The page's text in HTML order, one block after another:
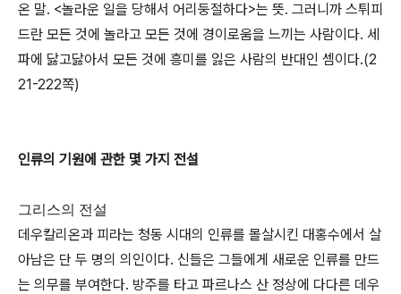
온 말. <놀라운 일을 당해서 어리둥절하다>는 뜻. 그러니까 스튀피
드란 모든 것에 놀라고 모든 것에 경이로움을 느끼는 사람이다. 세
파에 닳고닳아서 모든 것에 흥미를 잃은 사람의 반대인 셈이다.(2
21-222쪽)
인류의 기원에 관한 몇 가지 전설
그리스의 전설
데우칼리온과 피라는 청동 시대의 인류를 몰살시킨 대홍수에서 살
아남은 단 두 명의 의인이다. 신들은 그들에게 새로운 인류를 만드
는 의무를 부여한다. 방주를 타고 파르나스 산 정상에 다다른 데우